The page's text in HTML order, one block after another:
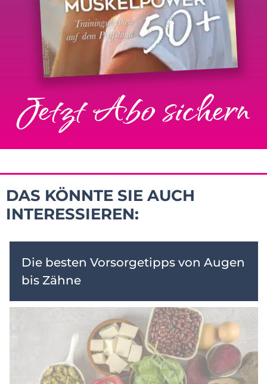
Jetzt Abo sichern
DAS KÖNNTE SIE AUCH
INTERESSIEREN:
Die besten Vorsorgetipps von Augen
bis Zähne